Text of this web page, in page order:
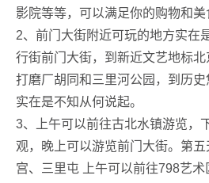
影院等等，可以满足你的购物和美
2、前门大街附近可玩的地方实在
行街前门大街，到新近文艺地标
打磨厂胡同和三里河公园，到历
实在是不知从何说起。
3、上午可以前往古北水镇游览，
观，晚上可以游览前门大街。第
宫、三里屯 上午可以前往798艺